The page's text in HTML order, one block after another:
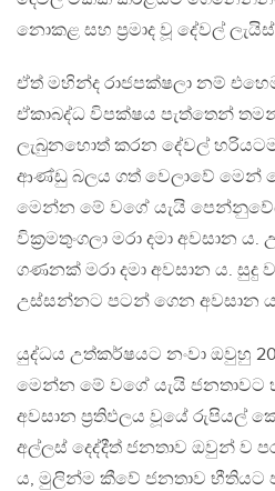
නොකළ සහ ප‍්‍රමාද වූ දේවල්
ඒත් මහින්ද රාජපක්ෂලා නම්
ඒකාබද්ධ විපක්ෂය පැත්තෙන්
ලැබුනහොත් කරන දේවල්
ආණ්ඩු බලය ගත් වෙලාවේ මෙන්
මෙන්න මේ වගේ යැයි
වික‍්‍රමතුංගලා මරා දමා අවසාන
ගණනක් මරා දමා අවසාන ය.
උස්සන්නට පටන් ගෙන අවසාන
යුද්ධය උත්කර්ෂයට නංවා ඔවුහු
මෙන්න මේ වගේ යැයි
අවසාන ප‍්‍රතිඵලය වූයේ රුපියල්
අල්ලස් දෙද්දීත් ජනතාව ඔවුන් ව
ය, මුලින්ම කීවේ ජනතාව භීතියට